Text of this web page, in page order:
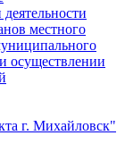
местного
осуществлении
г. Михайловск"